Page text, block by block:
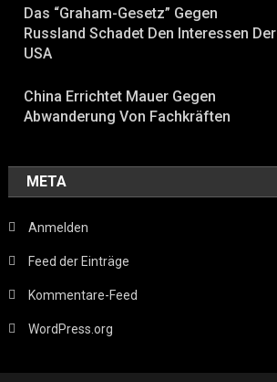
Das “Graham-Gesetz” Gegen
Russland Schadet Den Interessen Der
USA
China Errichtet Mauer Gegen
Abwanderung Von Fachkräften
META
Anmelden
Feed der Einträge
Kommentare-Feed
WordPress.org